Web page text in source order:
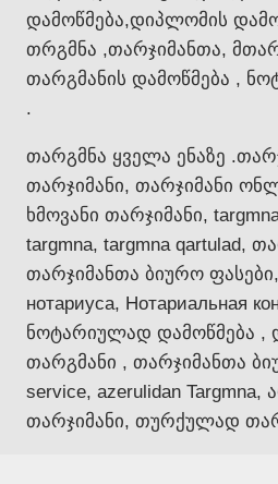
დამოწმება,დიპლომის
თრგმნა ,თარჯიმანთა,
თარგმანის დამოწმება ,
.
თარგმნა ყველა ენაზე
თარჯიმანი, თარჯიმანი
ხმოვანი თარჯიმანი,
targmna, targmna qartulad,
თარჯიმანთა ბიურო ფასები,
нотариуса, Нотариальная
ნოტარიულად დამოწმება ,
თარგმანი , თარჯიმანთა
service, azerulidan Targmna,
თარჯიმანი, თურქულად